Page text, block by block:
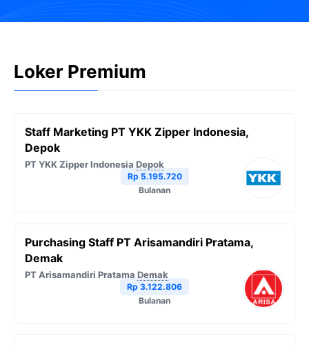
Loker Premium
Staff Marketing PT YKK Zipper Indonesia,
Depok
PT YKK Zipper Indonesia Depok
Rp 5.195.720
Bulanan
Purchasing Staff PT Arisamandiri Pratama,
Demak
PT Arisamandiri Pratama Demak
Rp 3.122.806
Bulanan